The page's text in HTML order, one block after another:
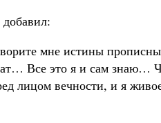
мне истины
Все это я и сам
лицом вечности, и я